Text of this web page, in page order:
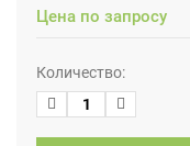
Цена по запросу
Количество: